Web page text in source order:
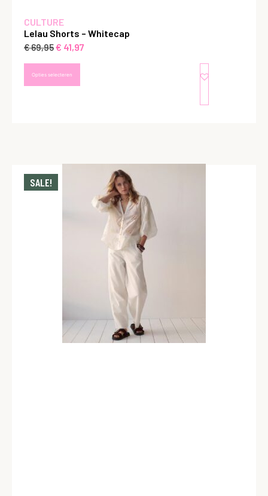
CULTURE
Lelau Shorts – Whitecap
€69,95€ 41,97
Opties selecteren
SALE!